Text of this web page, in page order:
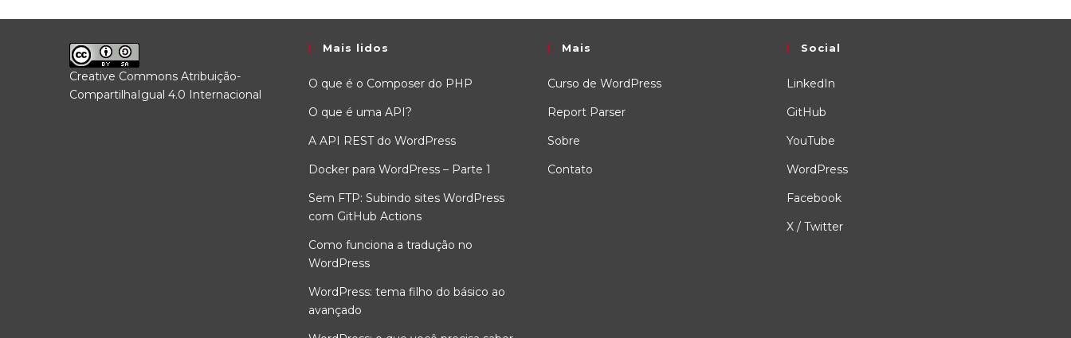
Creative Commons Atribuição-
CompartilhaIgual 4.0 Internacional
Mais lidos
O que é o Composer do PHP
O que é uma API?
A API REST do WordPress
Docker para WordPress – Parte 1
Sem FTP: Subindo sites WordPress
com GitHub Actions
Como funciona a tradução no
WordPress
WordPress: tema filho do básico ao
avançado
Mais
Curso de WordPress
Report Parser
Sobre
Contato
Social
LinkedIn
GitHub
YouTube
WordPress
Facebook
X / Twitter